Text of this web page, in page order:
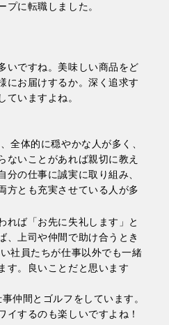
プに転職しました。
いですね。美味しい商品をど
にお届けするか。深く追求す
ていますよね。
全体的に穏やかな人が多く、
ないことがあれば親切に教え
分の仕事に誠実に取り組み、
方とも充実させている人が多
れば「お先に失礼します」と
、上司や仲間で助け合うとき
社員たちが仕事以外でも一緒
す。良いことだと思います
仲間とゴルフをしています。
イするのも楽しいですよね！